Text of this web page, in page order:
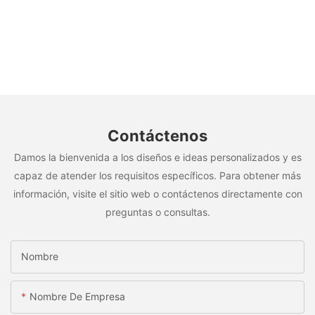
Contáctenos
Damos la bienvenida a los diseños e ideas personalizados y es
capaz de atender los requisitos específicos. Para obtener más
información, visite el sitio web o contáctenos directamente con
preguntas o consultas.
Nombre
Nombre De Empresa